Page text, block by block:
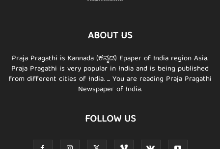
ABOUT US
Praja Pragathi is Kannada (ಕನ್ನಡ) Epaper of India region Asia.
Praja Pragathi is very popular in India and is being published
from different cities of India. ... You are reading Praja Pragathi
Newspaper of India.
FOLLOW US